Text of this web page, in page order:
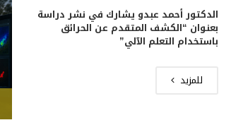
الدكتور أحمد عبدو يشارك في نشر دراسة
بعنوان “الكشف المتقدم عن الحرائق
باستخدام التعلم الآلي”
للمزيد